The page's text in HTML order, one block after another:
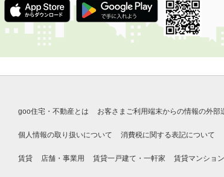
goo住宅・不動産とは お客さまご利用端末からの情報の外部
個人情報の取り扱いについて 消費税に関する表記について
賃貸 店舗・事業用 賃貸一戸建て・一軒家 賃貸マンション